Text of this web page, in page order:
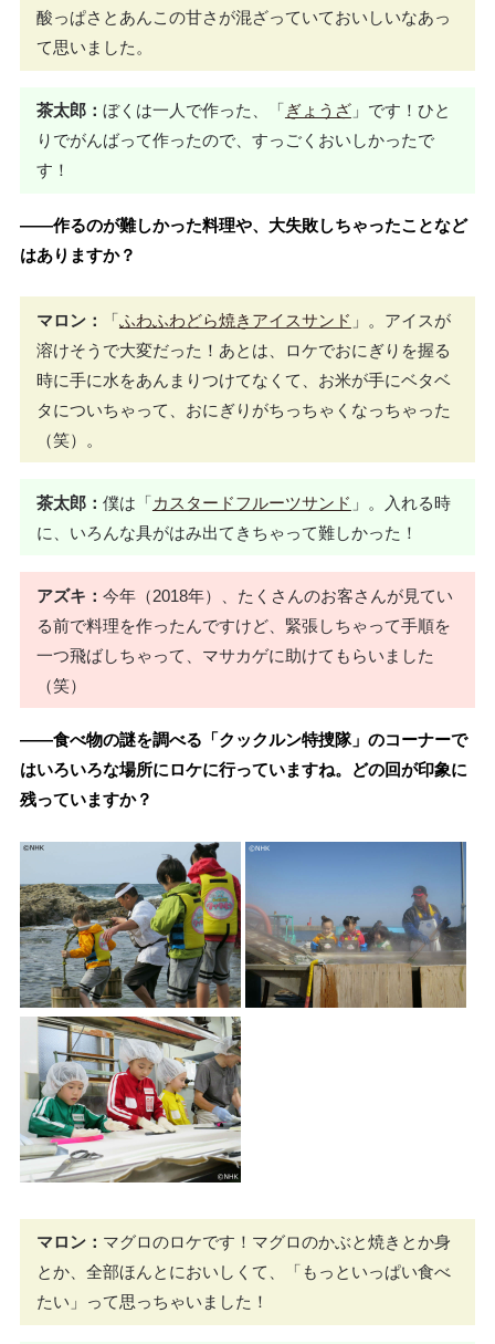
酸っぱさとあんこの甘さが混ざっていておいしいなあっ
て思いました。
茶太郎： ぼくは一人で作った、「ぎょうざ」です！ひと
りでがんばって作ったので、すっごくおいしかったで
す！
――作るのが難しかった料理や、大失敗しちゃったことなど
はありますか？
マロン： 「ふわふわどら焼きアイスサンド 」。アイスが
溶けそうで大変だった！あとは、ロケでおにぎりを握る
時に手に水をあんまりつけてなくて、お米が手にベタベ
タについちゃって、おにぎりがちっちゃくなっちゃった
（笑）。
茶太郎： 僕は「カスタードフルーツサンド 」。入れる時
に、いろんな具がはみ出てきちゃって難しかった！
アズキ： 今年（2018年）、たくさんのお客さんが見てい
る前で料理を作ったんですけど、緊張しちゃって手順を
一つ飛ばしちゃって、マサカゲに助けてもらいました
（笑）
――食べ物の謎を調べる「クックルン特捜隊」のコーナーで
はいろいろな場所にロケに行っていますね。どの回が印象に
残っていますか？
マロン： マグロのロケです！マグロのかぶと焼きとか身
とか、全部ほんとにおいしくて、「もっといっぱい食べ
たい」って思っちゃいました！